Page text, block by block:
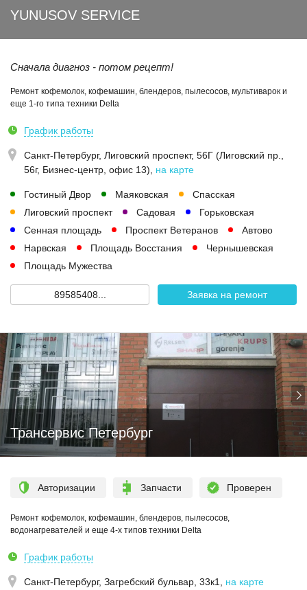
YUNUSOV SERVICE
Сначала диагноз - потом рецепт!
Ремонт кофемолок, кофемашин, блендеров, пылесосов, мультиварок и
еще 1-го типа техники Delta
График работы
Санкт-Петербург, Лиговский проспект, 56Г (Лиговский пр.,
56г, Бизнес-центр, офис 13)
на карте
Гостиный Двор Маяковская
Спасская
Лиговский проспект
Садовая
Горьковская
Сенная площадь
Проспект Ветеранов
Автово
Нарвская
Площадь Восстания
Чернышевская
Площадь Мужества
89585408... Заявка на ремонт
Трансервис Петербург
Авторизации Запчасти Проверен
Ремонт кофемолок, кофемашин, блендеров, пылесосов,
водонагревателей и еще 4-х типов техники Delta
График работы
Санкт-Петербург, Загребский бульвар, 33к1 на карте